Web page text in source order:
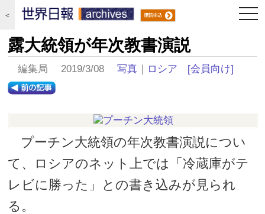
＜
露大統領が年次教書演説
編集局 2019/3/08写真 ｜ ロシア [会員向け]
プーチン大統領の年次教書演説につい
て、ロシアのネット上では「冷蔵庫がテ
レビに勝った」との書き込みが見られ
る。